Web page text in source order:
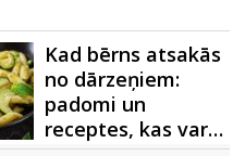
Kad bērns atsakās
no dārzeņiem:
padomi un
receptes, kas var…